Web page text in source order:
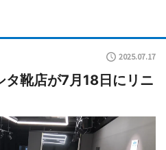
2025.07.17
タ靴店が7月18日にリニ